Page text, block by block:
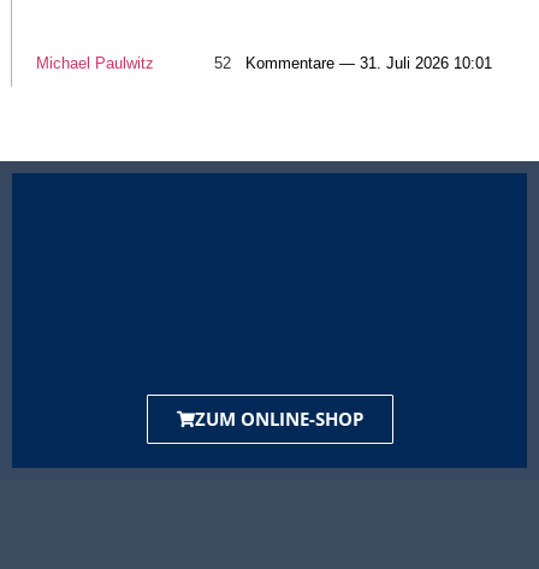
Michael Paulwitz 52 Kommentare — 31. Juli 2026 10:01
ZUM ONLINE-SHOP